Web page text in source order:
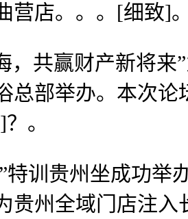
店。。。[细致]。
共赢财产新将来
总部举办。本次
。
训贵州坐成功举
贵州全域门店注